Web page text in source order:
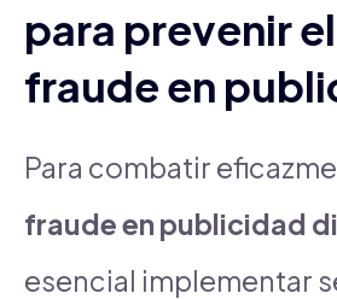
para prevenir el
fraude en
Para combatir
fraude en publicidad
esencial implementar